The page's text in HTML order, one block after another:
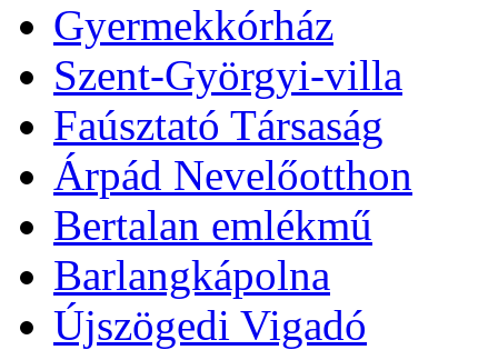
Gyermekkórház
Szent-Györgyi-villa
Faúsztató Társaság
Árpád Nevelőotthon
Bertalan emlékmű
Barlangkápolna
Újszögedi Vigadó